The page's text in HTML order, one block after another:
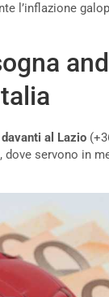
l’inflazione
al Lazio
servono in